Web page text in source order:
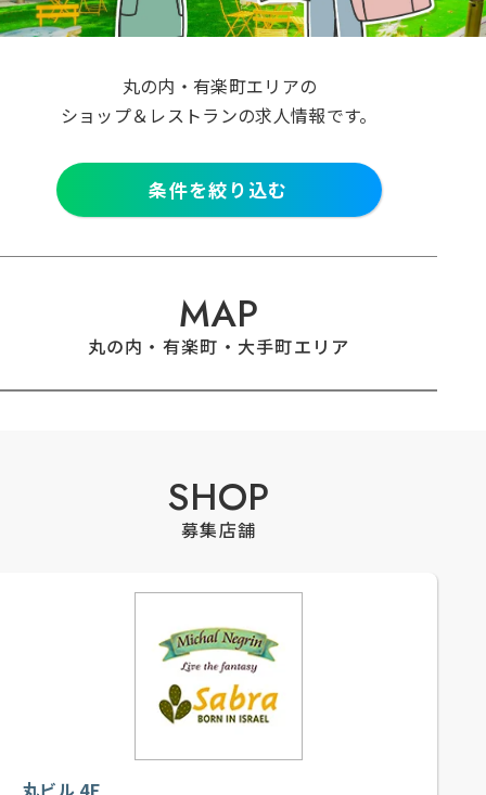
丸の内・有楽町エリアの
ショップ＆レストランの求人情報です。
条件を絞り込む
MAP
丸の内・有楽町・大手町エリア
SHOP
募集店舗